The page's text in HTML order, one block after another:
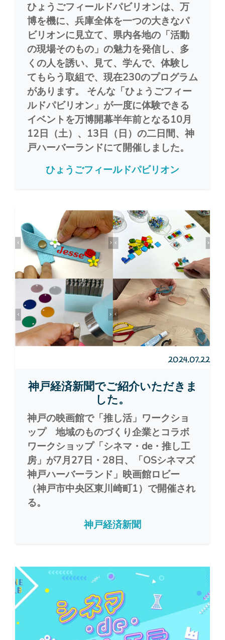
ひょうごフィールドパビリオンは、万
博を機に、兵庫全体を一つの大きなパ
ビリオンに見立て、県内各地の「活動
の現場そのもの」の魅力を発信し、多
くの人を誘い、見て、学んで、体験し
てもらう取組で、現在230のプログラム
があります。 そんな「ひょうごフィー
ルドパビリオン」が一度に体験できる
イベントを万博開幕半年前となる10月
12日（土）、13日（日）の二日間、神
戸ハーバーランドにて開催しました。
ひょうごフィールドパビリオン
2024.07.22
神戸経済新聞でご紹介いただきま
した。
神戸の映画館で「推し活」ワークショ
ップ 地域のものづくり企業とコラボ
ワークショップ「シネマ・de・推し工
房」が7月27日・28日、「OSシネマズ
神戸ハーバーランド」映画館ロビー
（神戸市中央区東川崎町1）で開催され
る。
神戸経済新聞